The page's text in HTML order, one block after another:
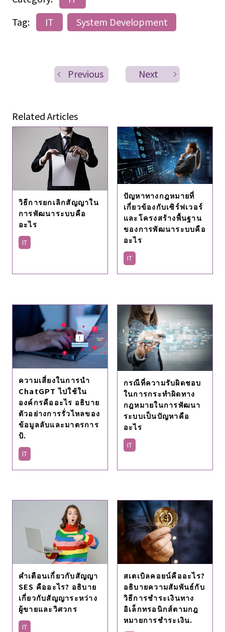
Tag:
IT System Development
Previous Next
Related Articles
วิธีการยกเลิกสัญญาใน
การพัฒนาระบบคือ
อะไร
IT
ปัญหาทางกฎหมายที่
เกี่ยวข้องกับเซิร์ฟเวอร์
และโครงสร้างพื้นฐาน
ของการพัฒนาระบบคือ
อะไร
IT
ความเสี่ยงในการนํา
ChatGPT ไปใช้ใน
องค์กรคืออะไร อธิบาย
ตัวอย่างการรั่วไหลของ
ข้อมูลลับและมาตรการ
ป้.
IT
กรณีที่ความรับผิดชอบ
ในการกระทำผิดทาง
กฎหมายในการพัฒนา
ระบบเป็นปัญหาคือ
อะไร
IT
คำเตือนเกี่ยวกับสัญญา
SES คืออะไร? อธิบาย
เกี่ยวกับสัญญาระหว่าง
ผู้ขายและวิศวกร
IT
สเตเบิลคอยน์คืออะไร?
อธิบายความสัมพันธ์กับ
วิธีการชําระเงินทาง
อิเล็กทรอนิกส์ตามกฎ
หมายการชําระเงิน.